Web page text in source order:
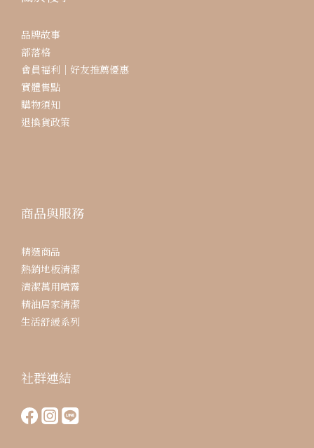
品牌故事
部落格
會員福利｜好友推薦優惠
實體售點
購物須知
退換貨政策
商品與服務
精選商品
熱銷地板清潔
清潔萬用噴霧
精油居家清潔
生活舒緩系列
社群連結